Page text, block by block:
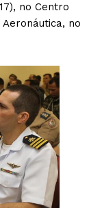
no Centro
no